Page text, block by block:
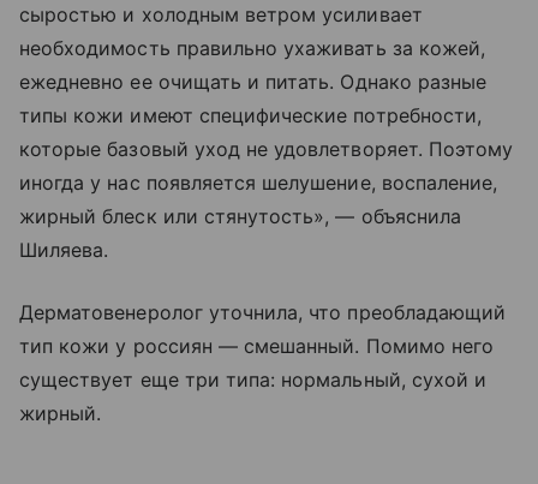
сыростью и холодным ветром усиливает
необходимость правильно ухаживать за кожей,
ежедневно ее очищать и питать. Однако разные
типы кожи имеют специфические потребности,
которые базовый уход не удовлетворяет. Поэтому
иногда у нас появляется шелушение, воспаление,
жирный блеск или стянутость», — объяснила
Шиляева.
Дерматовенеролог уточнила, что преобладающий
тип кожи у россиян — смешанный. Помимо него
существует еще три типа: нормальный, сухой и
жирный.